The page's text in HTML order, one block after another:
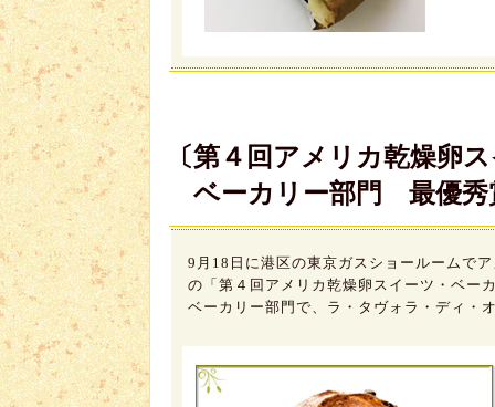
〔第４回アメリカ乾燥卵
ベーカリー部門 最優秀
9月18日に港区の東京ガスショールームで
の「第４回アメリカ乾燥卵スイーツ・ベー
ベーカリー部門で、ラ・タヴォラ・ディ・